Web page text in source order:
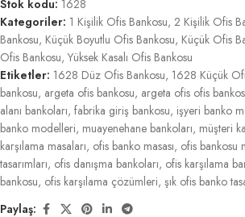
Stok kodu: 1628
Kategoriler: 1 Kişilik Ofis Bankosu, 2 Kişilik Ofis
Bankosu, Küçük Boyutlu Ofis Bankosu, Küçük Ofis
Ofis Bankosu, Yüksek Kasalı Ofis Bankosu
Etiketler: 1628 Düz Ofis Bankosu, 1628 Küçük
bankosu, argeta ofis bankosu, argeta ofis ofis
alanı bankoları, fabrika giriş bankosu, işyeri banko
banko modelleri, muayenehane bankoları, müşteri
karşılama masaları, ofis banko masası, ofis bankosu
tasarımları, ofis danışma bankoları, ofis karşılama
bankosu, ofis karşılama çözümleri, şık ofis banko
Paylaş: